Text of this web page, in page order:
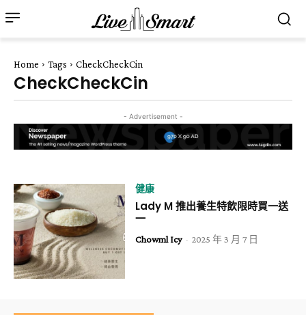
Home Tags CheckCheckCin
CheckCheckCin
- Advertisement -
健康
Lady M 推出養生特飲限時買一送
一
Chowml Icy - 2025 年 3 月 7 日